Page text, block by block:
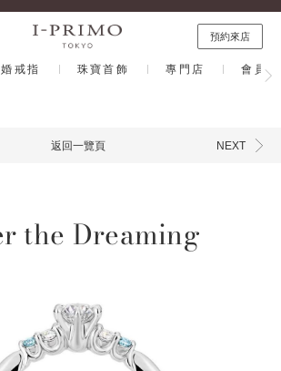
預約來店
戒指 珠寶首飾 專門店 會員
返回一覽頁 NEXT
the Dreaming